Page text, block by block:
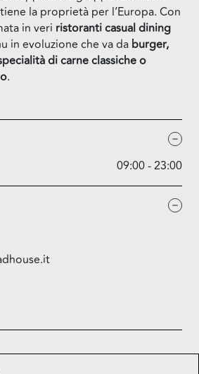
la proprietà per l’Europa. Con
in veri ristoranti casual dining
in evoluzione che va da burger,
di carne classiche o
.
09:00 - 23:00